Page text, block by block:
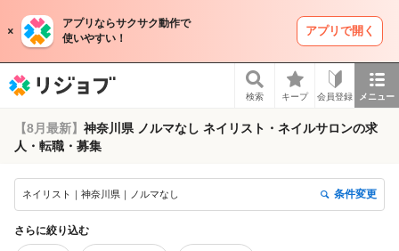
アプリならサクサク動作で
使いやすい！
アプリで開く
検索 キープ 会員登録 メニュー
【8月最新】 神奈川県 ノルマなし ネイリスト・ネイルサロンの求
人・転職・募集
ネイリスト｜神奈川県｜ノルマなし 条件変更
さらに絞り込む